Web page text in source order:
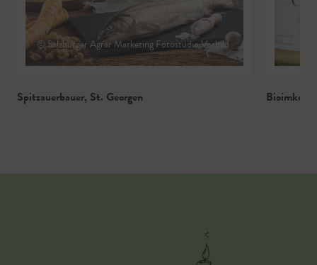
© Salzburger Agrar Marketing Fotostudio Vorbild
Spitzauerbauer, St. Georgen